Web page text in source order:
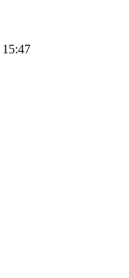
15:47